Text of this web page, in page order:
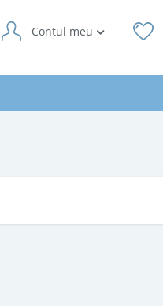
Contul meu